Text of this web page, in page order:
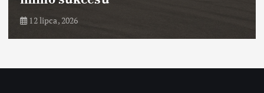
12 lipca, 2026